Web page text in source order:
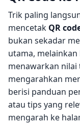
Trik paling
mencetak QR
bukan sekadar
utama,
menawarkan nilai
mengarahkan
berisi panduan
atau tips yang
mengarah ke